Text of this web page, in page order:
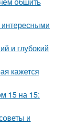
и глубокий
кажется
15 на 15:
и